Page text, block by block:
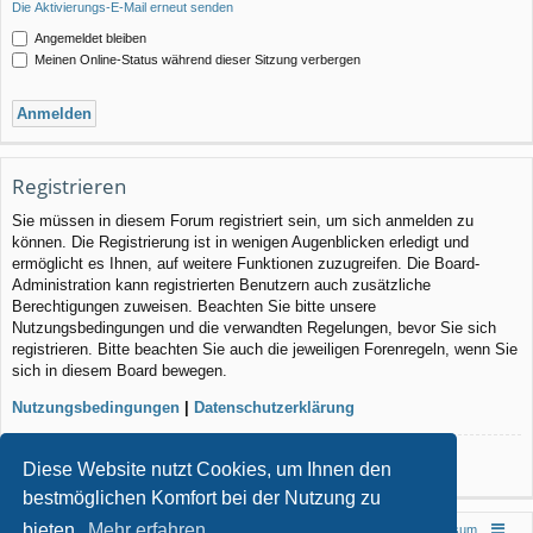
Diese Website nutzt Cookies, um Ihnen den
bestmöglichen Komfort bei der Nutzung zu
Die Aktivierungs-E-Mail erneut senden
Angemeldet bleiben
Meinen Online-Status während dieser Sitzung verbergen
Registrieren
Sie müssen in diesem Forum registriert sein, um sich anmelden zu
können. Die Registrierung ist in wenigen Augenblicken erledigt und
ermöglicht es Ihnen, auf weitere Funktionen zuzugreifen. Die Board-
Administration kann registrierten Benutzern auch zusätzliche
Berechtigungen zuweisen. Beachten Sie bitte unsere
Nutzungsbedingungen und die verwandten Regelungen, bevor Sie sich
registrieren. Bitte beachten Sie auch die jeweiligen Forenregeln, wenn Sie
sich in diesem Board bewegen.
Nutzungsbedingungen | Datenschutzerklärung
Registrieren
Foren-Übersicht Impressum